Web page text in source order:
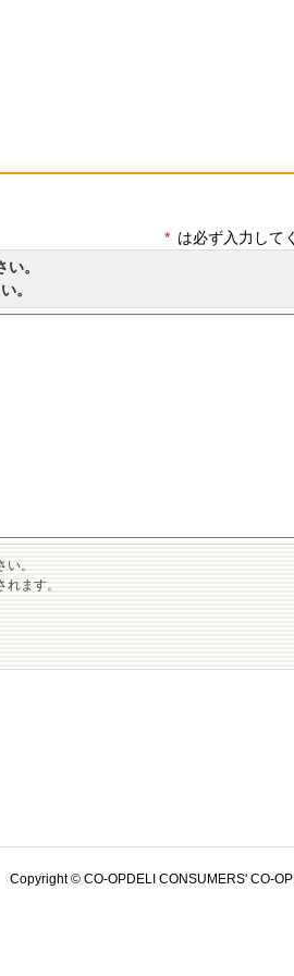
* は必ず入力して
。
。
い。
れます。
Copyright © CO-OPDELI CONSUMERS' CO-